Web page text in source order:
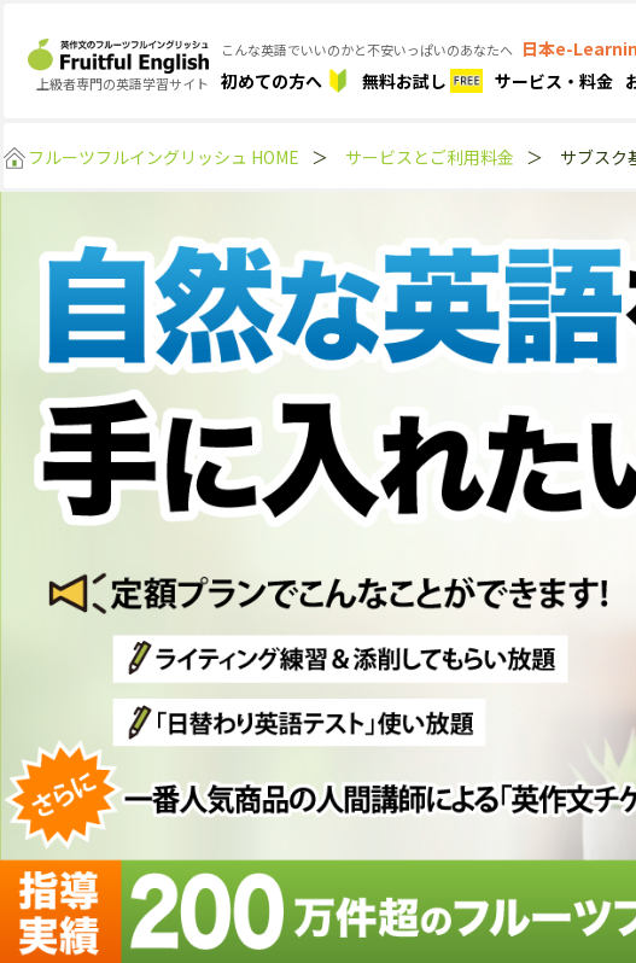
上級者専門の英語学習サイト
こんな英語でいいのかと不安いっぱいのあなたへ 日本e-
初めての方へ
無料お試し サービス・料金
フルーツフルイングリッシュ HOME ＞ サービスとご利用料金 ＞ サブスク